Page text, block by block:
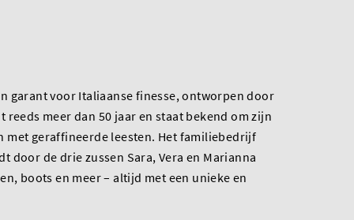
garant voor Italiaanse finesse, ontworpen door
reeds meer dan 50 jaar en staat bekend om zijn
met geraffineerde leesten. Het familiebedrijf
door de drie zussen Sara, Vera en Marianna
boots en meer – altijd met een unieke en